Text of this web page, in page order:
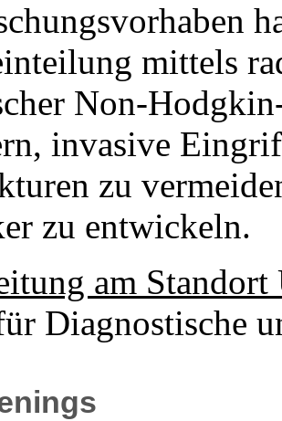
mittels
Non-
invasive
zu
zu entwickeln.
am Standort
Diagnostische